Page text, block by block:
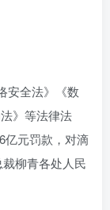
安全法》《数
》等法律法
亿元罚款，对滴
柳青各处人民